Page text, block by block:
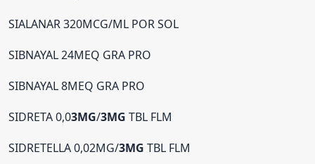
SIALANAR 320MCG/ML POR SOL
SIBNAYAL 24MEQ GRA PRO
SIBNAYAL 8MEQ GRA PRO
SIDRETA 0,03MG/3MG TBL FLM
SIDRETELLA 0,02MG/3MG TBL FLM